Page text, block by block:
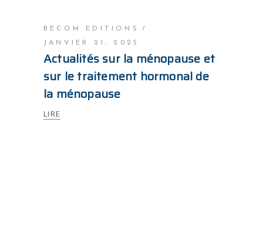
BECOM EDITIONS
JANVIER 21, 2025
Actualités sur la ménopause et
sur le traitement hormonal de
la ménopause
LIRE